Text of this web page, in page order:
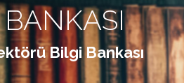
BANKASI
Bilgi Bankası